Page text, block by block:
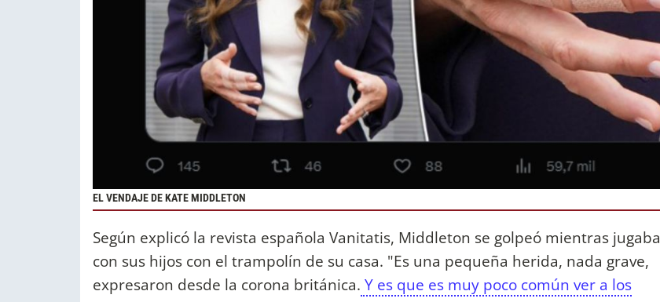
EL VENDAJE DE KATE MIDDLETON
Según explicó la revista española Vanitatis, Middleton se golpeó mientras jugaba
con sus hijos con el trampolín de su casa. "Es una pequeña herida, nada grave,
expresaron desde la corona británica. Y es que es muy poco común ver a los